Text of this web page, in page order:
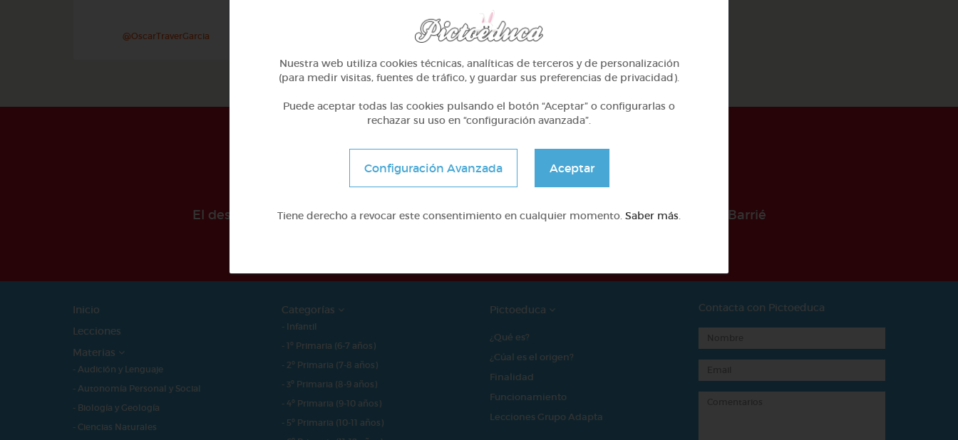
@OscarTraverGarcia
El desarollo de este proyecto ha sido posible gracias al mecenazgo de la Fundación Barrié
Inicio
Lecciones
Materias
- Audición y Lenguaje
- Autonomía Personal y Social
- Biología y Geología
- Ciencias Naturales
Categorías
- Infantil
- 1º Primaria (6-7 años)
- 2º Primaria (7-8 años)
- 3º Primaria (8-9 años)
- 4º Primaria (9-10 años)
- 5º Primaria (10-11 años)
Pictoeduca
¿Qué es?
¿Cúal es el origen?
Finalidad
Funcionamiento
Lecciones Grupo Adapta
Contacta con Pictoeduca
Nuestra web utiliza cookies técnicas, analíticas de terceros y de personalización
(para medir visitas, fuentes de tráfico, y guardar sus preferencias de privacidad).
Puede aceptar todas las cookies pulsando el botón “Aceptar” o configurarlas o
rechazar su uso en “configuración avanzada”.
Configuración Avanzada Aceptar
Tiene derecho a revocar este consentimiento en cualquier momento. Saber más.